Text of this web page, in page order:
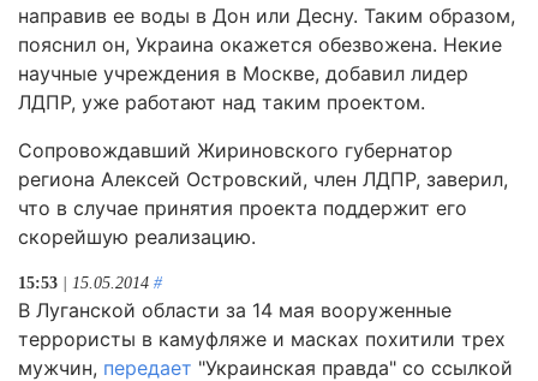
направив ее воды в Дон или Десну. Таким образом,
пояснил он, Украина окажется обезвожена. Некие
научные учреждения в Москве, добавил лидер
ЛДПР, уже работают над таким проектом.
Сопровождавший Жириновского губернатор
региона Алексей Островский, член ЛДПР, заверил,
что в случае принятия проекта поддержит его
скорейшую реализацию.
15:53 | 15.05.2014 #
В Луганской области за 14 мая вооруженные
террористы в камуфляже и масках похитили трех
мужчин, передает "Украинская правда" со ссылкой